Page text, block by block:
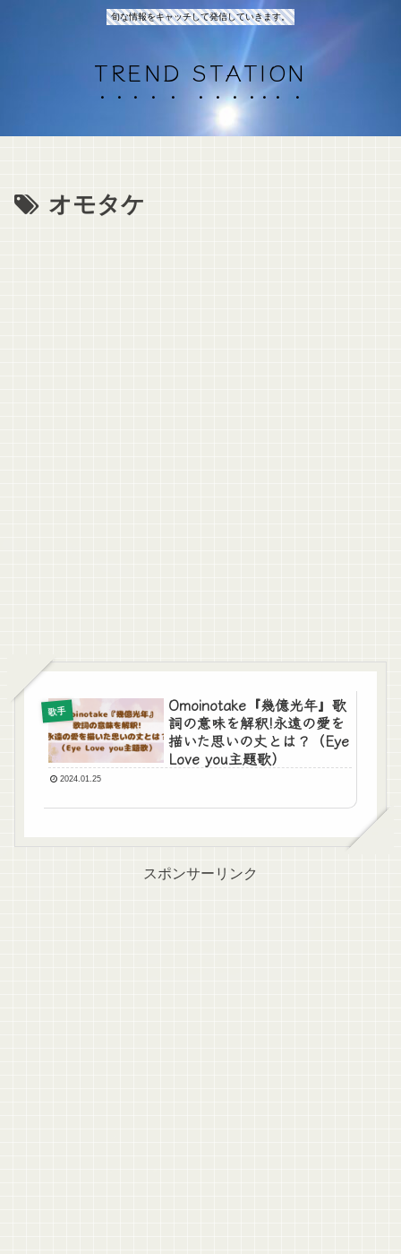
旬な情報をキャッチして発信していきます。
TREND STATION
オモタケ
歌手
Omoinotake『幾億光年』歌
詞の意味を解釈!永遠の愛を
描いた思いの丈とは？（Eye
Love you主題歌）
2024.01.25
スポンサーリンク